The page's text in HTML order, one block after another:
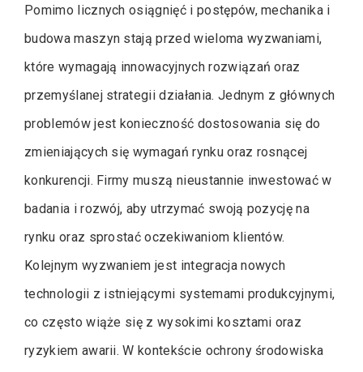
Pomimo licznych osiągnięć i postępów, mechanika i
budowa maszyn stają przed wieloma wyzwaniami,
które wymagają innowacyjnych rozwiązań oraz
przemyślanej strategii działania. Jednym z głównych
problemów jest konieczność dostosowania się do
zmieniających się wymagań rynku oraz rosnącej
konkurencji. Firmy muszą nieustannie inwestować w
badania i rozwój, aby utrzymać swoją pozycję na
rynku oraz sprostać oczekiwaniom klientów.
Kolejnym wyzwaniem jest integracja nowych
technologii z istniejącymi systemami produkcyjnymi,
co często wiąże się z wysokimi kosztami oraz
ryzykiem awarii. W kontekście ochrony środowiska